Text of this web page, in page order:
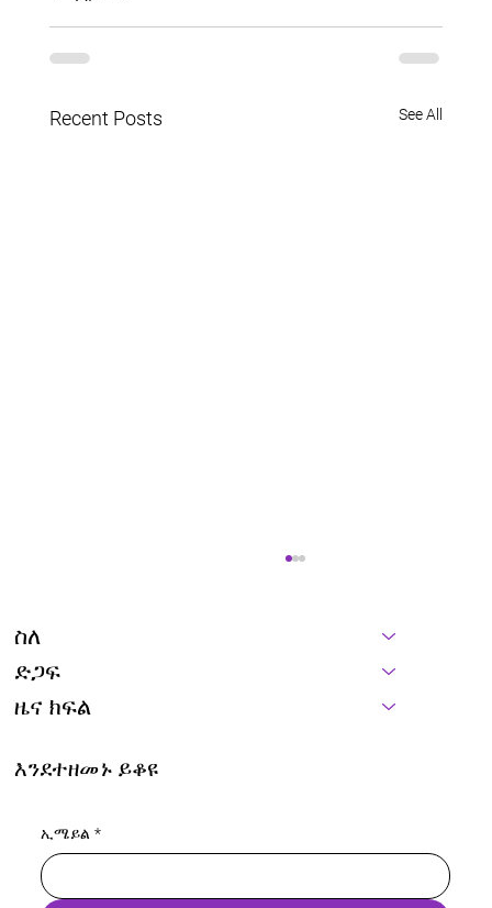
Recent Posts See All
ስለ
ድጋፍ
ዜና ክፍል
እንደተዘመኑ ይቆዩ
ኢሜይል *